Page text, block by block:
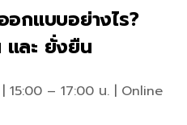
อกแบบอย่างไร?
ละ ยั่งยืน
15:00 – 17:00 น. | Online